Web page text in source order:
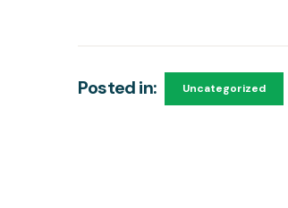
Posted in: Uncategorized